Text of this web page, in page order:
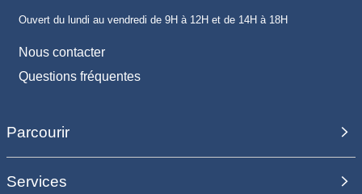
Ouvert du lundi au vendredi de 9H à 12H et de 14H à 18H
Nous contacter
Questions fréquentes
Parcourir
Services